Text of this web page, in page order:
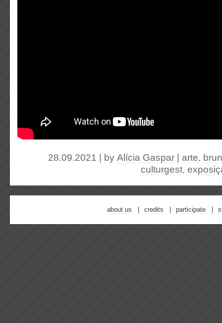
28.09.2021 | by Alícia Gaspar arte,
culturgest,
about us credits participate